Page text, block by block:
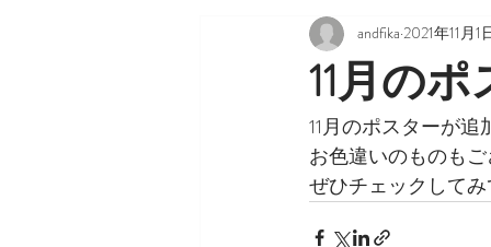
11月の
andfika 2021年11月1
11月のポスターが
お色違いのものも
ぜひチェックして